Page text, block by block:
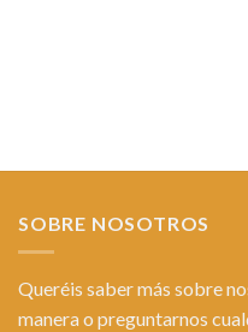
SOBRE NOSOTROS
Queréis saber más sobre
manera o preguntarnos